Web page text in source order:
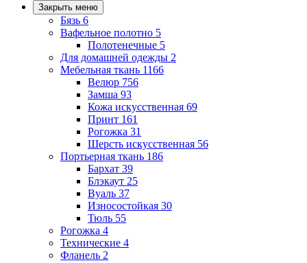
Закрыть меню
Бязь 6
Вафельное полотно 5
Полотенечные 5
Для домашней одежды 2
Мебельная ткань 1166
Велюр 756
Замша 93
Кожа искусственная 69
Принт 161
Рогожка 31
Шерсть искусственная 56
Портьерная ткань 186
Бархат 39
Блэкаут 25
Вуаль 37
Износостойкая 30
Тюль 55
Рогожка 4
Технические 4
Фланель 2